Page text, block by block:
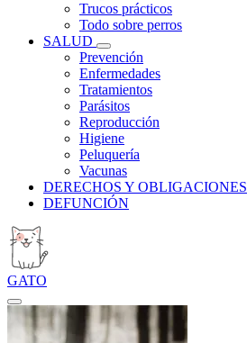
Trucos prácticos
Todo sobre perros
SALUD
Prevención
Enfermedades
Tratamientos
Parásitos
Reproducción
Higiene
Peluquería
Vacunas
DERECHOS Y OBLIGACIONES
DEFUNCIÓN
GATO